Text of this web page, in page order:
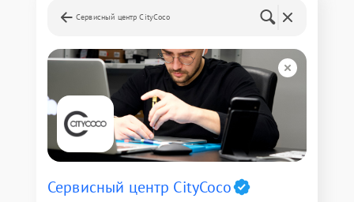
Сервисный центр CityCoco
Сервисный центр CityCoco